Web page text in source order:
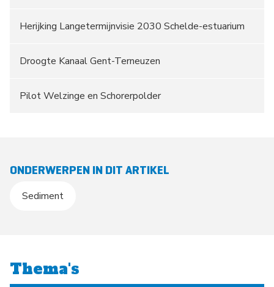
Herijking Langetermijnvisie 2030 Schelde-estuarium
Droogte Kanaal Gent-Terneuzen
Pilot Welzinge en Schorerpolder
ONDERWERPEN IN DIT ARTIKEL
Sediment
Thema's